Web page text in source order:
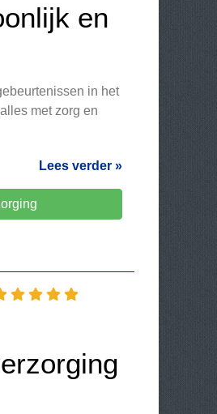
en
in het
met zorg en
Lees verder »